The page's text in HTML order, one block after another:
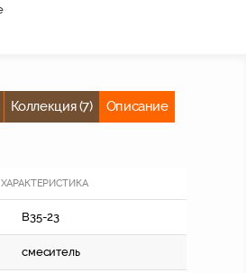
Коллекция (7) Описание
ХАРАКТЕРИСТИКА
B35-23
смеситель